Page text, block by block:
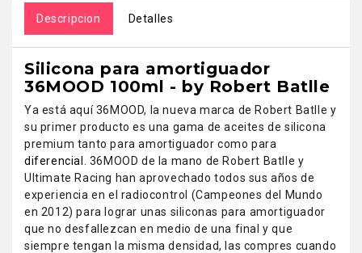
Descripcion Detalles
Silicona para amortiguador
36MOOD 100ml - by Robert Batlle
Ya está aquí 36MOOD, la nueva marca de Robert Batlle y
su primer producto es una gama de aceites de silicona
premium tanto para amortiguador como para
diferencial
. 36MOOD de la mano de Robert Batlle y
Ultimate Racing han aprovechado todos sus años de
experiencia en el radiocontrol (Campeones del Mundo
en 2012) para lograr unas siliconas para amortiguador
que no desfallezcan en medio de una final y que
siempre tengan la misma densidad, las compres cuando